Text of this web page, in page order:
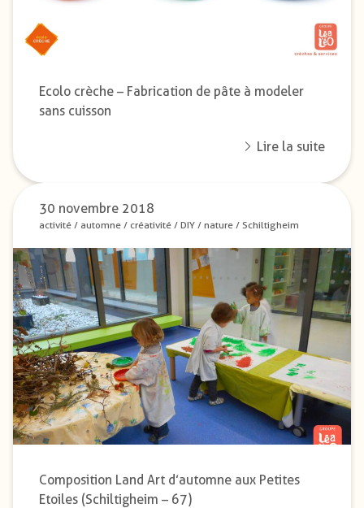
Ecolo crèche – Fabrication de pâte à modeler
sans cuisson
Lire la suite
30 novembre 2018
activité / automne / créativité / DIY / nature / Schiltigheim
Composition Land Art d’automne aux Petites
Etoiles (Schiltigheim – 67)